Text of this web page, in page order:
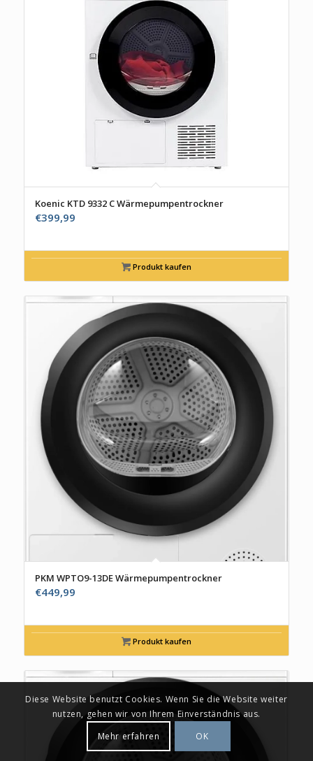
Koenic KTD 9332 C Wärmepumpentrockner
€399,99
Produkt kaufen
PKM WPTO9-13DE Wärmepumpentrockner
€449,99
Produkt kaufen
Diese Website benutzt Cookies. Wenn Sie die Website weiter
nutzen, gehen wir von Ihrem Einverständnis aus.
Mehr erfahren
OK